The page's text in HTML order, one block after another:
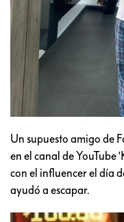
Un supuesto amigo de
en el canal de YouTube
con el influencer el día
ayudó a escapar.